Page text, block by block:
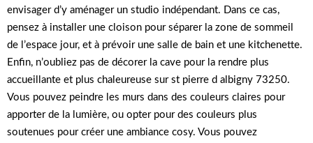
envisager d’y aménager un studio indépendant. Dans ce cas,
pensez à installer une cloison pour séparer la zone de sommeil
de l’espace jour, et à prévoir une salle de bain et une kitchenette.
Enfin, n’oubliez pas de décorer la cave pour la rendre plus
accueillante et plus chaleureuse sur st pierre d albigny 73250.
Vous pouvez peindre les murs dans des couleurs claires pour
apporter de la lumière, ou opter pour des couleurs plus
soutenues pour créer une ambiance cosy. Vous pouvez